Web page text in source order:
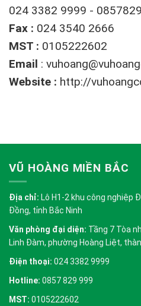
024 3382 9999 -
Fax : 024 3540 2666
MST : 0105222602
Email :
Website : http://
VŨ HOÀNG MIỀN BẮC
Địa chỉ: Lô H1-2 khu công nghiệp
Đồng, tỉnh Bắc Ninh
Văn phòng đại diện: Tầng 7 Tòa
Linh Đàm, phường Hoàng Liệt,
Điện thoại: 024 3382 9999
Hotline: 0857 829 999
MST: 0105222602